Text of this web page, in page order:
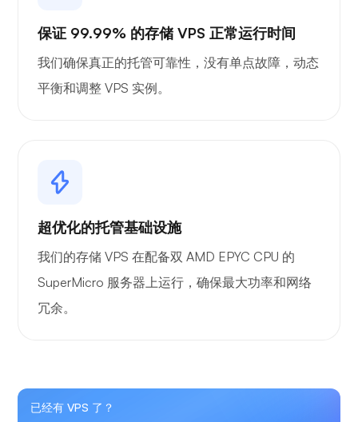
保证 99.99% 的存储 VPS 正常运行时间
我们确保真正的托管可靠性，没有单点故障，动态
平衡和调整 VPS 实例。
超优化的托管基础设施
我们的存储 VPS 在配备双 AMD EPYC CPU 的
SuperMicro 服务器上运行，确保最大功率和网络
冗余。
已经有 VPS 了？